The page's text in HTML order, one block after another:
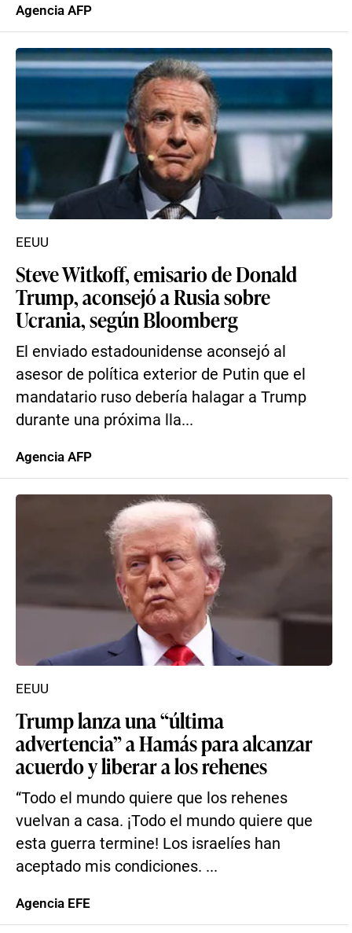
Agencia AFP
Steve Witkoff, emisario de Donald
Trump, aconsejó a Rusia sobre
Ucrania, según Bloomberg
El enviado estadounidense aconsejó al
asesor de política exterior de Putin que el
mandatario ruso debería halagar a Trump
durante una próxima lla...
EEUU
Agencia AFP
Trump lanza una “última
advertencia” a Hamás para alcanzar
acuerdo y liberar a los rehenes
“Todo el mundo quiere que los rehenes
vuelvan a casa. ¡Todo el mundo quiere que
esta guerra termine! Los israelíes han
aceptado mis condiciones. ...
EEUU
Agencia EFE